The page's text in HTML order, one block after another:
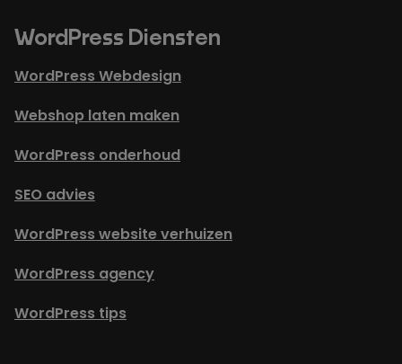
WordPress Diensten
WordPress Webdesign
Webshop laten maken
WordPress onderhoud
SEO advies
WordPress website verhuizen
WordPress agency
WordPress tips